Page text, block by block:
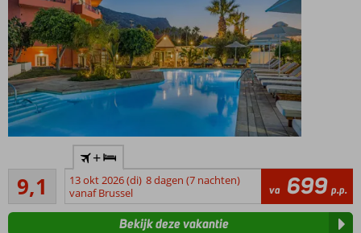
Op ca. 250
meter van
Star Beach
Waterpark
Centrum
9,1Uitstekend
232
beoordelingen
+
13 okt 2026 (di) 8 dagen (7 nachten)
vanaf Brussel
va 699 p.p.
Bekijk deze vakantie